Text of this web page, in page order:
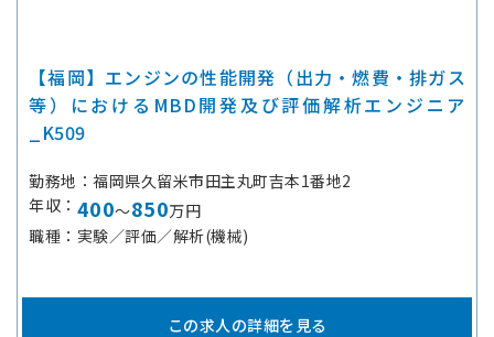
【福岡】エンジンの性能開発（出力・燃費・排ガス
等）におけるMBD開発及び評価解析エンジニア
_K509
勤務地
福岡県久留米市田主丸町吉本1番地2
年収
400～850万円
職種
実験／評価／解析(機械)
この求人の詳細を見る